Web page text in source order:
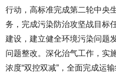
行动，高标准完成第二轮中央
务，完成污染防治攻坚战目标
建设，建立健全环境污染问题
问题整改。深化治气工作，实
浓度“双控双减”，全面完成运